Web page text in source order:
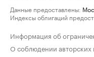
Данные предоставлены:
Индексы облигаций
Информация об
О соблюдении авторских